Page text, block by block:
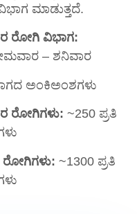
ಮಾಡುತ್ತದೆ.
ರೋಗಿ ವಿಭಾಗ:
– ಶನಿವಾರ
ಅಂಕಿಅಂಶಗಳು
ರೋಗಿಗಳು: ~250 ಪ್ರತಿ
~1300 ಪ್ರತಿ